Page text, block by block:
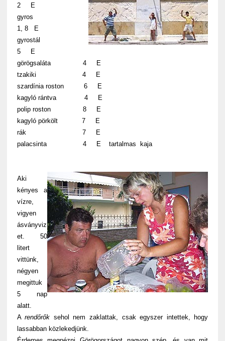
2 E
gyros
1, 8 E
gyrostál
5 E
görögsaláta 4 E
tzakiki 4 E
szardínia roston 6 E
kagyló rántva 4 E
polip roston 8 E
kagyló pörkölt 7 E
rák 7 E
palacsinta 4 E tartalmas kaja
Aki
kényes a
vízre,
vigyen
ásványviz
et. 50
litert
vittünk,
négyen
megittuk
5 nap
alatt.
Arendőrők sehol nem zaklattak, csak egyszer intettek, hogy
lassabban közlekedjünk.